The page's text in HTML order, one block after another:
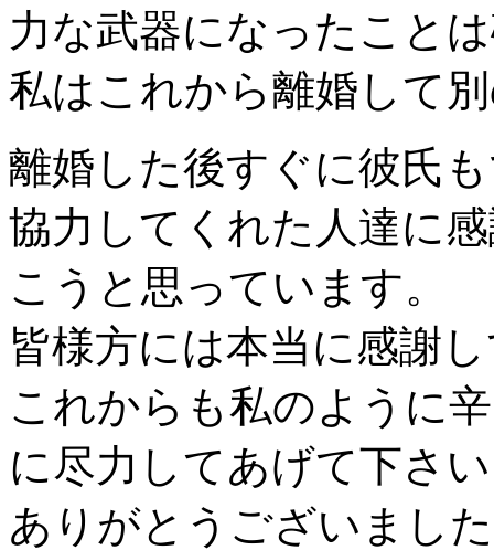
力な武器になったこと
私はこれから離婚して
離婚した後すぐに彼氏
協力してくれた人達に
こうと思っています。
皆様方には本当に感謝
これからも私のように
に尽力してあげて下さ
ありがとうございまし